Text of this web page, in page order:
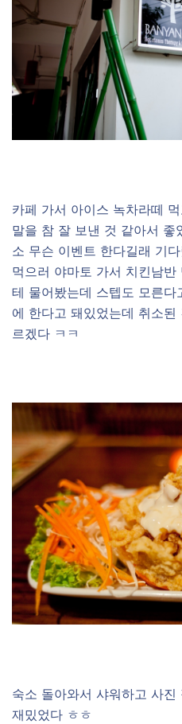
카페 가서 아이스 녹차라떼
말을 참 잘 보낸 것 같아서 좋
소 무슨 이벤트 한다길래 기
먹으러 야마토 가서 치킨남
테 물어봤는데 스텝도 모른
에 한다고 돼있었는데 취소
르겠다 ㅋㅋ
숙소 돌아와서 샤워하고 사
재밌었다 ㅎㅎ